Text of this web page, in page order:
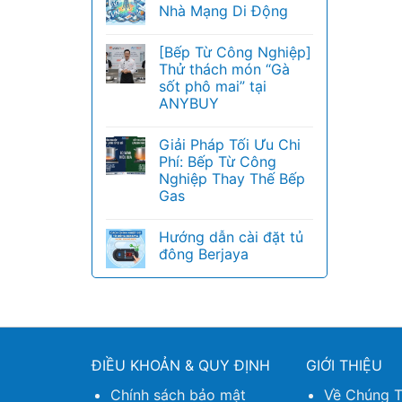
Nhà Mạng Di Động
[Bếp Từ Công Nghiệp]
Thử thách món “Gà
sốt phô mai” tại
ANYBUY
Giải Pháp Tối Ưu Chi
Phí: Bếp Từ Công
Nghiệp Thay Thế Bếp
Gas
Hướng dẫn cài đặt tủ
đông Berjaya
ĐIỀU KHOẢN & QUY ĐỊNH
Chính sách bảo mật
GIỚI THIỆU
Về Chúng